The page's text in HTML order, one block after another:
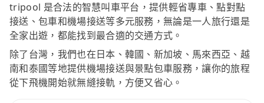
tripool 是合法的智慧叫車平台，提供輕省專車、點對點
接送、包車和機場接送等多元服務，無論是一人旅行還是
全家出遊，都能找到最合適的交通方式。
除了台灣，我們也在日本、韓國、新加坡、馬來西亞、越
南和泰國等地提供機場接送與景點包車服務，讓你的旅程
從下飛機開始就無縫接軌，方便又省心。